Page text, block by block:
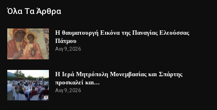
Όλα Τα Άρθρα
Η θαυματουργή Εικόνα της Παναγίας Ελεούσσας
Πάτμου
Αυγ 9, 2026
Η Ιερά Μητρόπολη Μονεμβασίας και Σπάρτης
προσκαλεί και…
Αυγ 9, 2026